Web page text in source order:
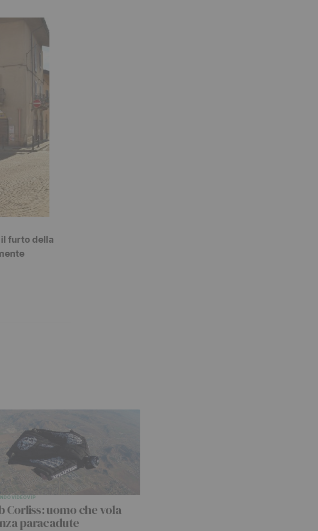
furto della
VIDEOVIP
Corliss: uomo che vola
paracadute